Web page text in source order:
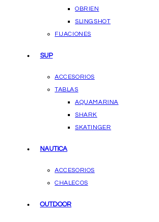
OBRIEN
SLINGSHOT
FIJACIONES
SUP
ACCESORIOS
TABLAS
AQUAMARINA
SHARK
SKATINGER
NAUTICA
ACCESORIOS
CHALECOS
OUTDOOR